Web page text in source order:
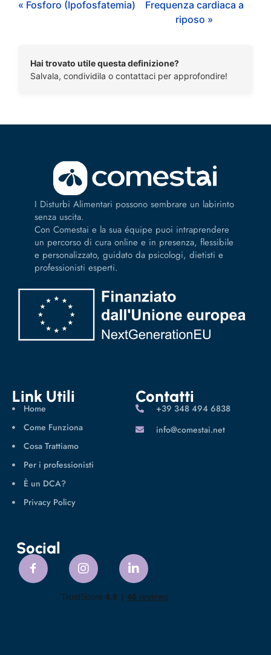
« Fosforo (Ipofosfatemia)
Frequenza cardiaca a
riposo »
Hai trovato utile questa definizione?
Salvala, condividila o contattaci per approfondire!
I Disturbi Alimentari possono sembrare un labirinto
senza uscita.
Con Comestai e la sua équipe puoi intraprendere
un percorso di cura online e in presenza, flessibile
e personalizzato, guidato da psicologi, dietisti e
professionisti esperti.
Link Utili
Home
Come Funziona
Cosa Trattiamo
Per i professionisti
È un DCA?
Privacy Policy
Contatti
‪+39 348 494 6838
info@comestai.net
Social